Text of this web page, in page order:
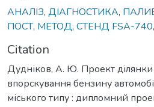
АНАЛІЗ, ДІАГНОСТИКА,
ПОСТ, МЕТОД, СТЕНД FSA-740,
Citation
Дудніков, А. Ю. Проект ділянки
впорскування бензину
міського типу : дипломний